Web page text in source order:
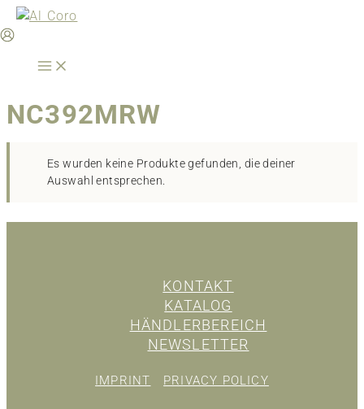
Zum
Inhalt
NC392MRW
Es wurden keine Produkte gefunden, die deiner
Auswahl entsprechen.
KONTAKT
KATALOG
HÄNDLERBEREICH
NEWSLETTER
IMPRINT PRIVACY POLICY